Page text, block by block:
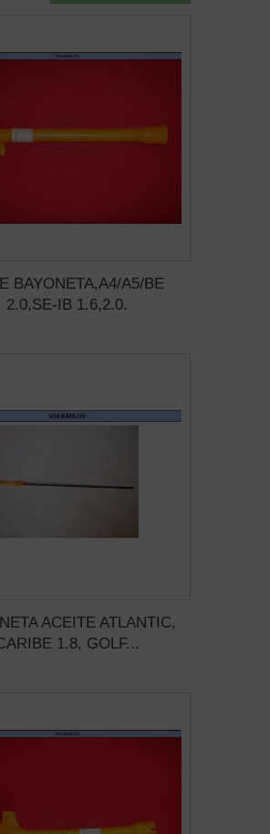
BAYONETA,A4/A5/BE
2.0,SE-IB 1.6,2.0.
ACEITE ATLANTIC,
1.8, GOLF...